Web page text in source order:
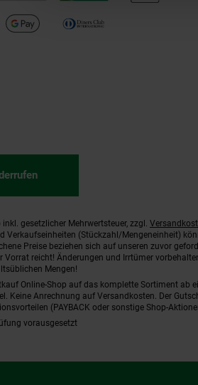
gesetzlicher Mehrwertsteuer, zzgl.
Verkaufseinheiten (Stückzahl/Mengeneinheit)
Preise beziehen sich auf unseren zuvor
Vorrat reicht! Änderungen und Irrtümer
Mengen!
Online-Shop auf das komplette Sortiment ab
Keine Anrechnung auf Versandkosten. Der
(PAYBACK oder sonstige Shop-
vorausgesetzt